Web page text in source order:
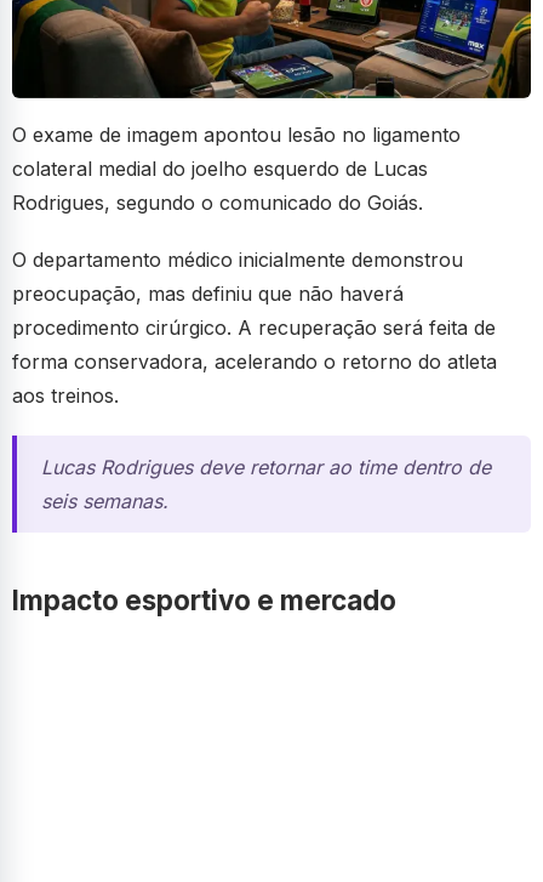
O exame de imagem apontou lesão no ligamento
colateral medial do joelho esquerdo de Lucas
Rodrigues, segundo o comunicado do Goiás.
O departamento médico inicialmente demonstrou
preocupação, mas definiu que não haverá
procedimento cirúrgico. A recuperação será feita de
forma conservadora, acelerando o retorno do atleta
aos treinos.
Lucas Rodrigues deve retornar ao time dentro de
seis semanas.
Impacto esportivo e mercado